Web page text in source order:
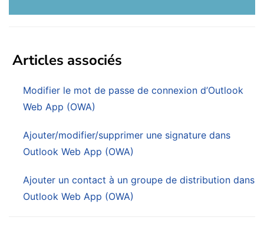
Articles associés
Modifier le mot de passe de connexion d’Outlook
Web App (OWA)
Ajouter/modifier/supprimer une signature dans
Outlook Web App (OWA)
Ajouter un contact à un groupe de distribution dans
Outlook Web App (OWA)